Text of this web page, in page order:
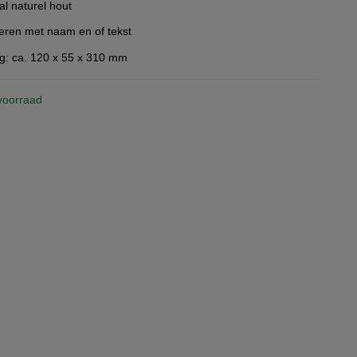
naturel hout
met naam en of tekst
ca. 120 x 55 x 310 mm